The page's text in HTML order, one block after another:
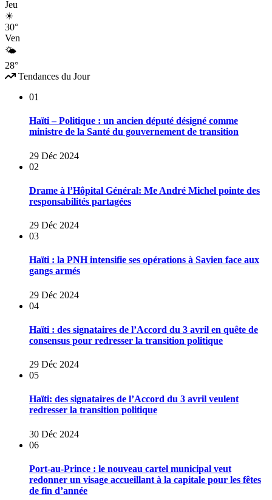
Jeu
☀
30°
Ven
🌤
28°
Tendances du Jour
01
Haïti – Politique : un ancien député désigné comme
ministre de la Santé du gouvernement de transition
29 Déc 2024
02
Drame à l’Hôpital Général: Me André Michel pointe des
responsabilités partagées
29 Déc 2024
03
Haïti : la PNH intensifie ses opérations à Savien face aux
gangs armés
29 Déc 2024
04
Haïti : des signataires de l’Accord du 3 avril en quête de
consensus pour redresser la transition politique
29 Déc 2024
05
Haïti: des signataires de l’Accord du 3 avril veulent
redresser la transition politique
30 Déc 2024
06
Port-au-Prince : le nouveau cartel municipal veut
redonner un visage accueillant à la capitale pour les fêtes
de fin d’année